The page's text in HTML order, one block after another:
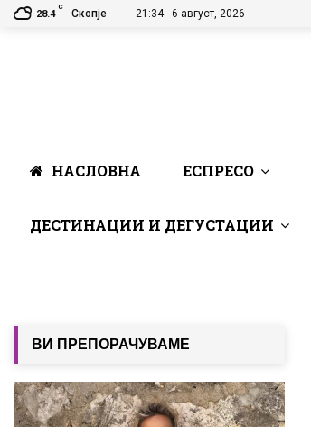
28.4
C
Скопје 21:34 - 6 август, 2026
НАСЛОВНА ЕСПРЕСО
ДЕСТИНАЦИИ И ДЕГУСТАЦИИ
ВИ ПРЕПОРАЧУВАМЕ